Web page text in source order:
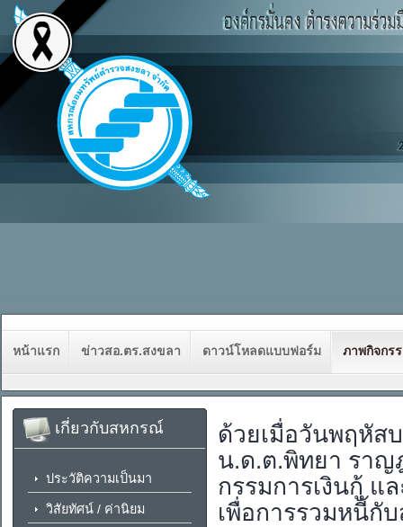
หน้าแรก ข่าวสอ.ตร.สงขลา ดาวน์โหลดแบบฟอร์ม ภาพกิจกร
ด้วยเมื่อวันพฤหัส
น.ด.ต.พิทยา ราญ
กรรมการเงินกู้
เพื่อการรวมหนี้กั
เกี่ยวกับสหกรณ์
ประวัติความเป็นมา
วิสัยทัศน์ / ค่านิยม